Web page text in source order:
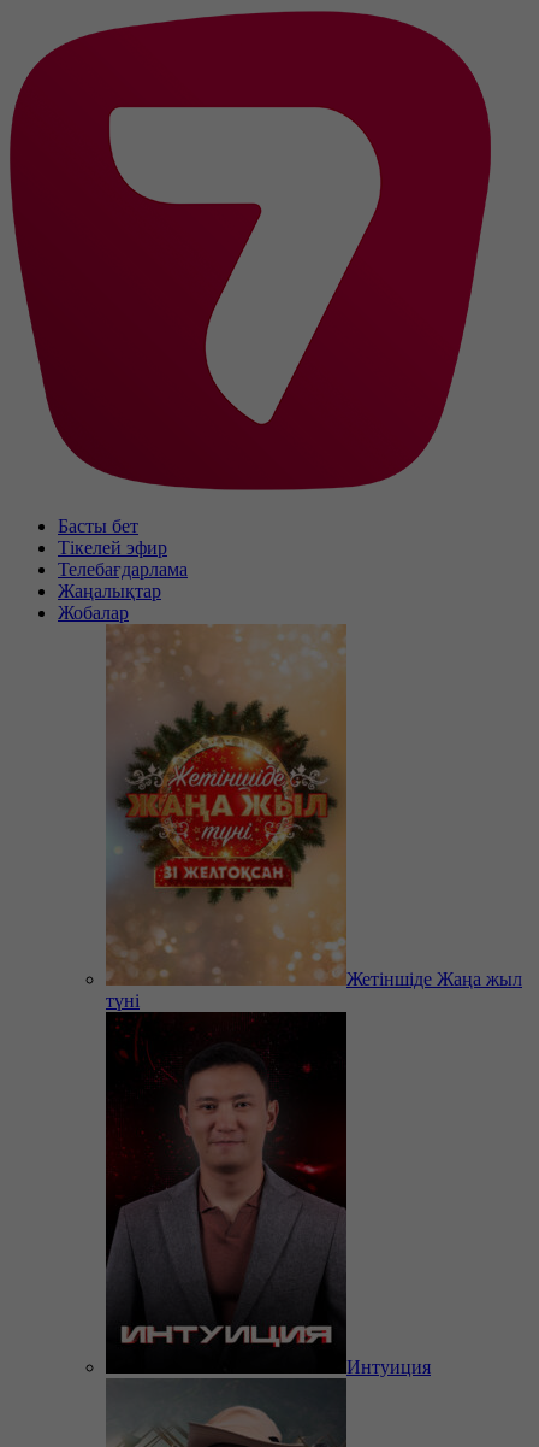
Басты бет
Тікелей эфир
Телебағдарлама
Жаңалықтар
Жобалар
Жетіншіде Жаңа жыл
түні
Интуиция